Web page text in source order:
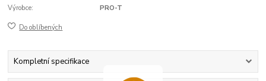
Výrobce: PRO-T
Do oblíbených
Kompletní specifikace